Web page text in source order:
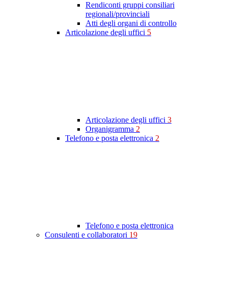
Rendiconti gruppi consiliari
regionali/provinciali
Atti degli organi di controllo
Articolazione degli uffici 5
Articolazione degli uffici 3
Organigramma 2
Telefono e posta elettronica 2
Telefono e posta elettronica
Consulenti e collaboratori 19